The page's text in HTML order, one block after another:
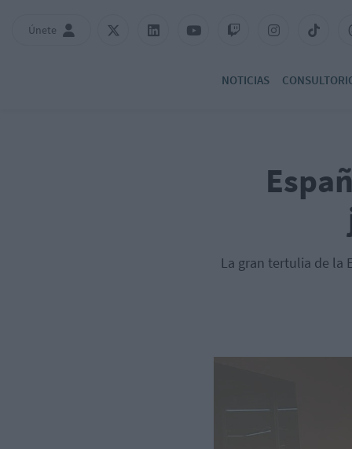
Únete
NOTICIAS
La gran tertulia de la